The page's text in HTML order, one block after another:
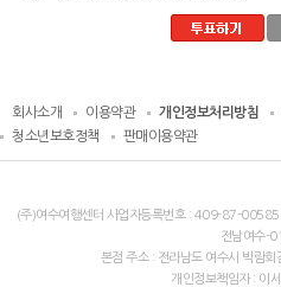
회사소개 이용약관 개인정보처리방침
청소년보호정책
판매이용약관
(주)여수여행센터 사업자등록번호 : 409-87-
전남여수-
본점 주소 : 전라남도 여수시 박람
개인정보책임자 : 이